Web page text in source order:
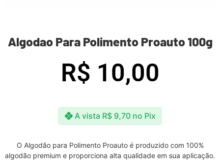
Algodao Para Polimento Proauto 100g
R$ 10,00
A vista R$9,70 no Pix
O Algodão para Polimento Proauto é produzido com 100%
algodão premium e proporciona alta qualidade em sua aplicação.